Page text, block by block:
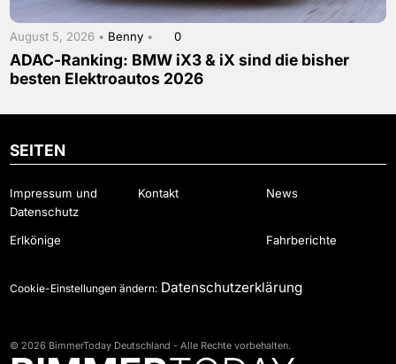
August 5, 2026 • Benny • 0
ADAC-Ranking: BMW iX3 & iX sind die bisher
besten Elektroautos 2026
SEITEN
Impressum und
Datenschutz
Kontakt News
Erlkönige Fahrberichte
Cookie-Einstellungen ändern: Datenschutzerklärung
© 2026 BimmerToday Deutschland - Alle Rechte vorbehalten.